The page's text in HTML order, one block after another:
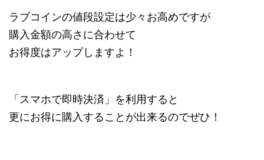
ラブコインの値段設定は少々お高めですが
購入金額の高さに合わせて
お得度はアップしますよ！
「スマホで即時決済」を利用すると
更にお得に購入することが出来るのでぜひ！